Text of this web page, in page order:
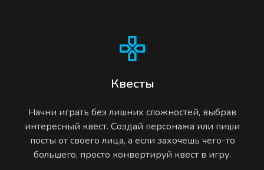
Квесты
Начни играть без лишних сложностей, выбрав
интересный квест. Создай персонажа или пиши
посты от своего лица, а если захочешь чего-то
большего, просто конвертируй квест в игру.